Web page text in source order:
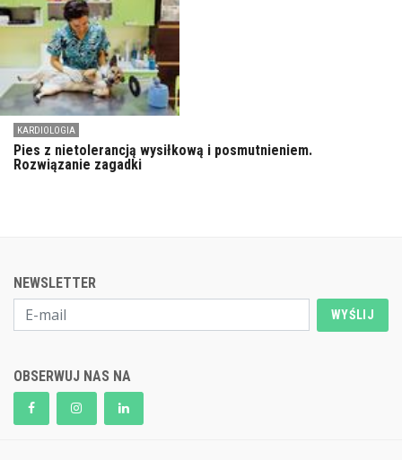
KARDIOLOGIA
Pies z nietolerancją wysiłkową i posmutnieniem.
Rozwiązanie zagadki
NEWSLETTER
WYŚLIJ
OBSERWUJ NAS NA